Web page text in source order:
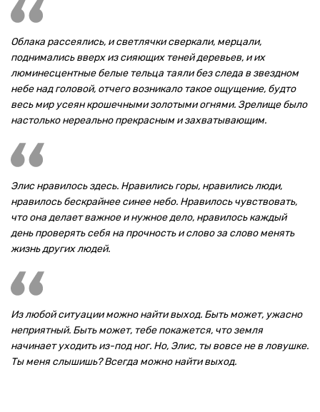
Облака рассеялись, и светлячки сверкали, мерцали,
поднимались вверх из сияющих теней деревьев, и их
люминесцентные белые тельца таяли без следа в звездном
небе над головой, отчего возникало такое ощущение, будто
весь мир усеян крошечными золотыми огнями. Зрелище было
настолько нереально прекрасным и захватывающим.
Элис нравилось здесь. Нравились горы, нравились люди,
нравилось бескрайнее синее небо. Нравилось чувствовать,
что она делает важное и нужное дело, нравилось каждый
день проверять себя на прочность и слово за слово менять
жизнь других людей.
Из любой ситуации можно найти выход. Быть может, ужасно
неприятный. Быть может, тебе покажется, что земля
начинает уходить из-под ног. Но, Элис, ты вовсе не в ловушке.
Ты меня слышишь? Всегда можно найти выход.